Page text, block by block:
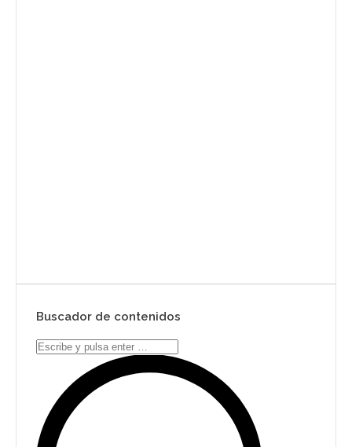
Buscador de contenidos
Search: